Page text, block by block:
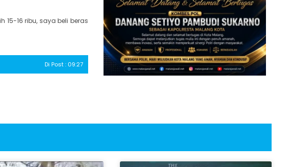
16 ribu, saya beli beras
Di Post : 09:27